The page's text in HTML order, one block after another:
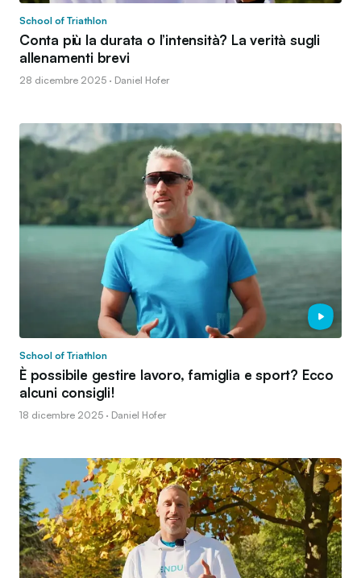
School of Triathlon
Conta più la durata o l’intensità? La verità sugli
allenamenti brevi
28 dicembre 2025 · Daniel Hofer
School of Triathlon
È possibile gestire lavoro, famiglia e sport? Ecco
alcuni consigli!
18 dicembre 2025 · Daniel Hofer